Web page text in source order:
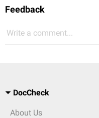
Feedback
Write a comment...
DocCheck
About Us